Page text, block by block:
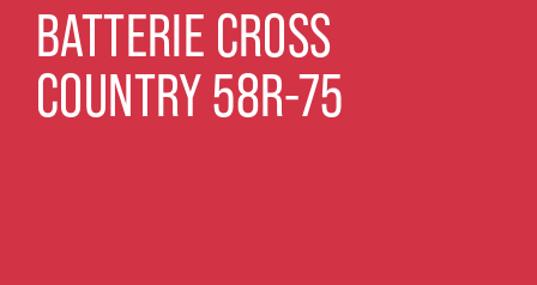
BATTERIE CROSS
COUNTRY 58R-75